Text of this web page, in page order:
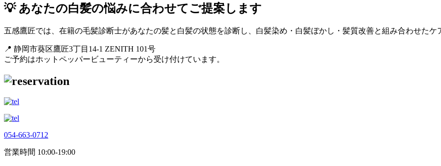
💡 あなたの白髪の悩みに合わせてご提案します
五感鷹匠では、在籍の毛髪診断士があなたの髪と白髪の状態を診断し、白髪染め・白髪ぼかし・髪質改善と組み合わせたケ
📍 静岡市葵区鷹匠3丁目14-1 ZENITH 101号
ご予約はホットペッパービューティーから受け付けています。
054-663-0712
営業時間 10:00-19:00